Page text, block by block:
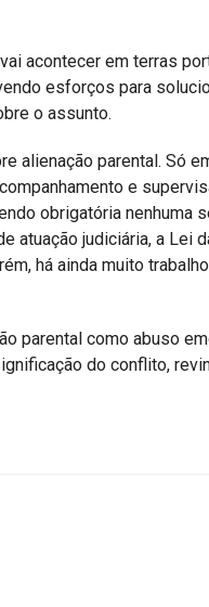
acontecer em terras
esforços para
o assunto.
alienação parental. Só
e
obrigatória nenhuma
atuação judiciária, a Lei
há ainda muito
parental como abuso
do conflito,